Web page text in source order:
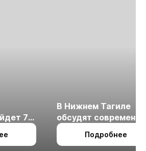
7
В Нижнем Тагиле
обсудят
технологии
измельчения
Подробнее